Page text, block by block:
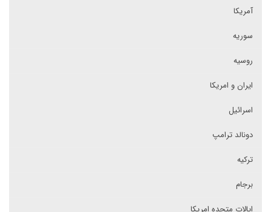
آمریکا
سوریه
روسیه
ایران و امریکا
اسرائیل
دونالد ترامپ
ترکیه
برجام
ایالات متحده امریکا